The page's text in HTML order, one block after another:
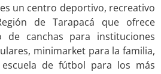
un centro deportivo, recreativo
de Tarapacá que ofrece
de canchas para instituciones
minimarket para la familia,
de fútbol para los más